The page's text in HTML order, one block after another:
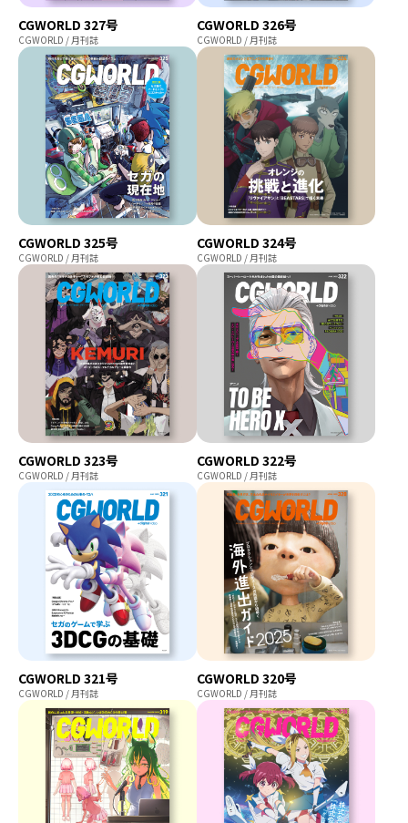
CGWORLD 327号
CGWORLD / 月刊誌
CGWORLD 326号
CGWORLD / 月刊誌
CGWORLD 325号
CGWORLD / 月刊誌
CGWORLD 324号
CGWORLD / 月刊誌
CGWORLD 323号
CGWORLD / 月刊誌
CGWORLD 322号
CGWORLD / 月刊誌
CGWORLD 321号
CGWORLD / 月刊誌
CGWORLD 320号
CGWORLD / 月刊誌